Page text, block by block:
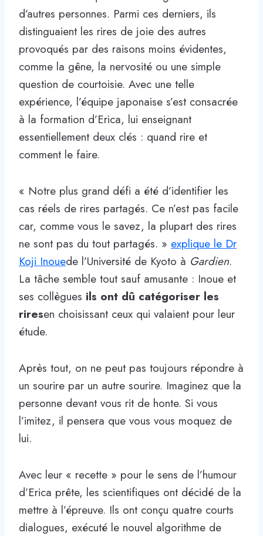
d’autres personnes. Parmi ces derniers, ils
distinguaient les rires de joie des autres
provoqués par des raisons moins évidentes,
comme la gêne, la nervosité ou une simple
question de courtoisie. Avec une telle
expérience, l’équipe japonaise s’est consacrée
à la formation d’Erica, lui enseignant
essentiellement deux clés : quand rire et
comment le faire.
« Notre plus grand défi a été d’identifier les
cas réels de rires partagés. Ce n’est pas facile
car, comme vous le savez, la plupart des rires
ne sont pas du tout partagés. » explique le Dr
Koji Inouede l’Université de Kyoto à Gardien.
La tâche semble tout sauf amusante : Inoue et
ses collègues ils ont dû catégoriser les
riresen choisissant ceux qui valaient pour leur
étude.
Après tout, on ne peut pas toujours répondre à
un sourire par un autre sourire. Imaginez que la
personne devant vous rit de honte. Si vous
l’imitez, il pensera que vous vous moquez de
lui.
Avec leur « recette » pour le sens de l’humour
d’Erica prête, les scientifiques ont décidé de la
mettre à l’épreuve. Ils ont conçu quatre courts
dialogues, exécuté le nouvel algorithme de